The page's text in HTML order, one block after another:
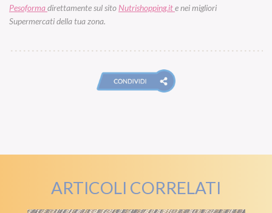
Pesoformadirettamente sul sito Nutrishopping.ite nei migliori
Supermercati della tua zona.
ARTICOLI CORRELATI